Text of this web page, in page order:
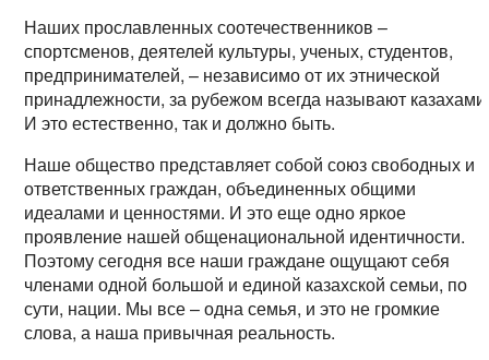
Наших прославленных соотечественников –
спортсменов, деятелей культуры, ученых, студентов,
предпринимателей, – независимо от их этнической
принадлежности, за рубежом всегда называют
И это естественно, так и должно быть.
Наше общество представляет собой союз свободных и
ответственных граждан, объединенных общими
идеалами и ценностями. И это еще одно яркое
проявление нашей общенациональной идентичности.
Поэтому сегодня все наши граждане ощущают себя
членами одной большой и единой казахской семьи, по
сути, нации. Мы все – одна семья, и это не громкие
слова, а наша привычная реальность.